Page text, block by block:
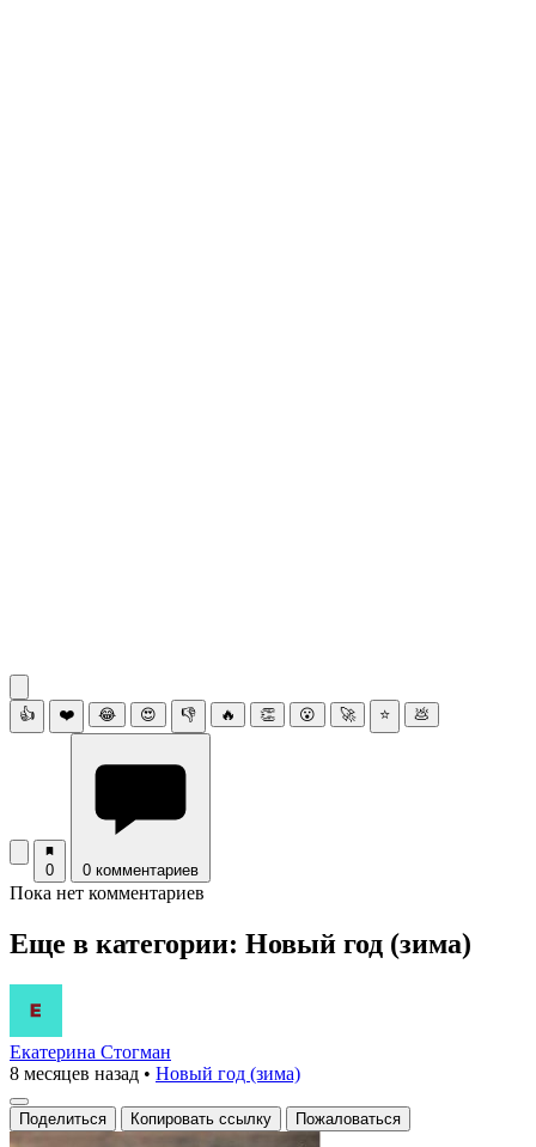
👍 ❤️ 😂 😍 👎 🔥 👏 😮 🚀 ⭐ 💩
0 0 комментариев
Пока нет комментариев
Еще в категории: Новый год (зима)
Екатерина Стогман
8 месяцев назад • Новый год (зима)
Поделиться Копировать ссылку Пожаловаться